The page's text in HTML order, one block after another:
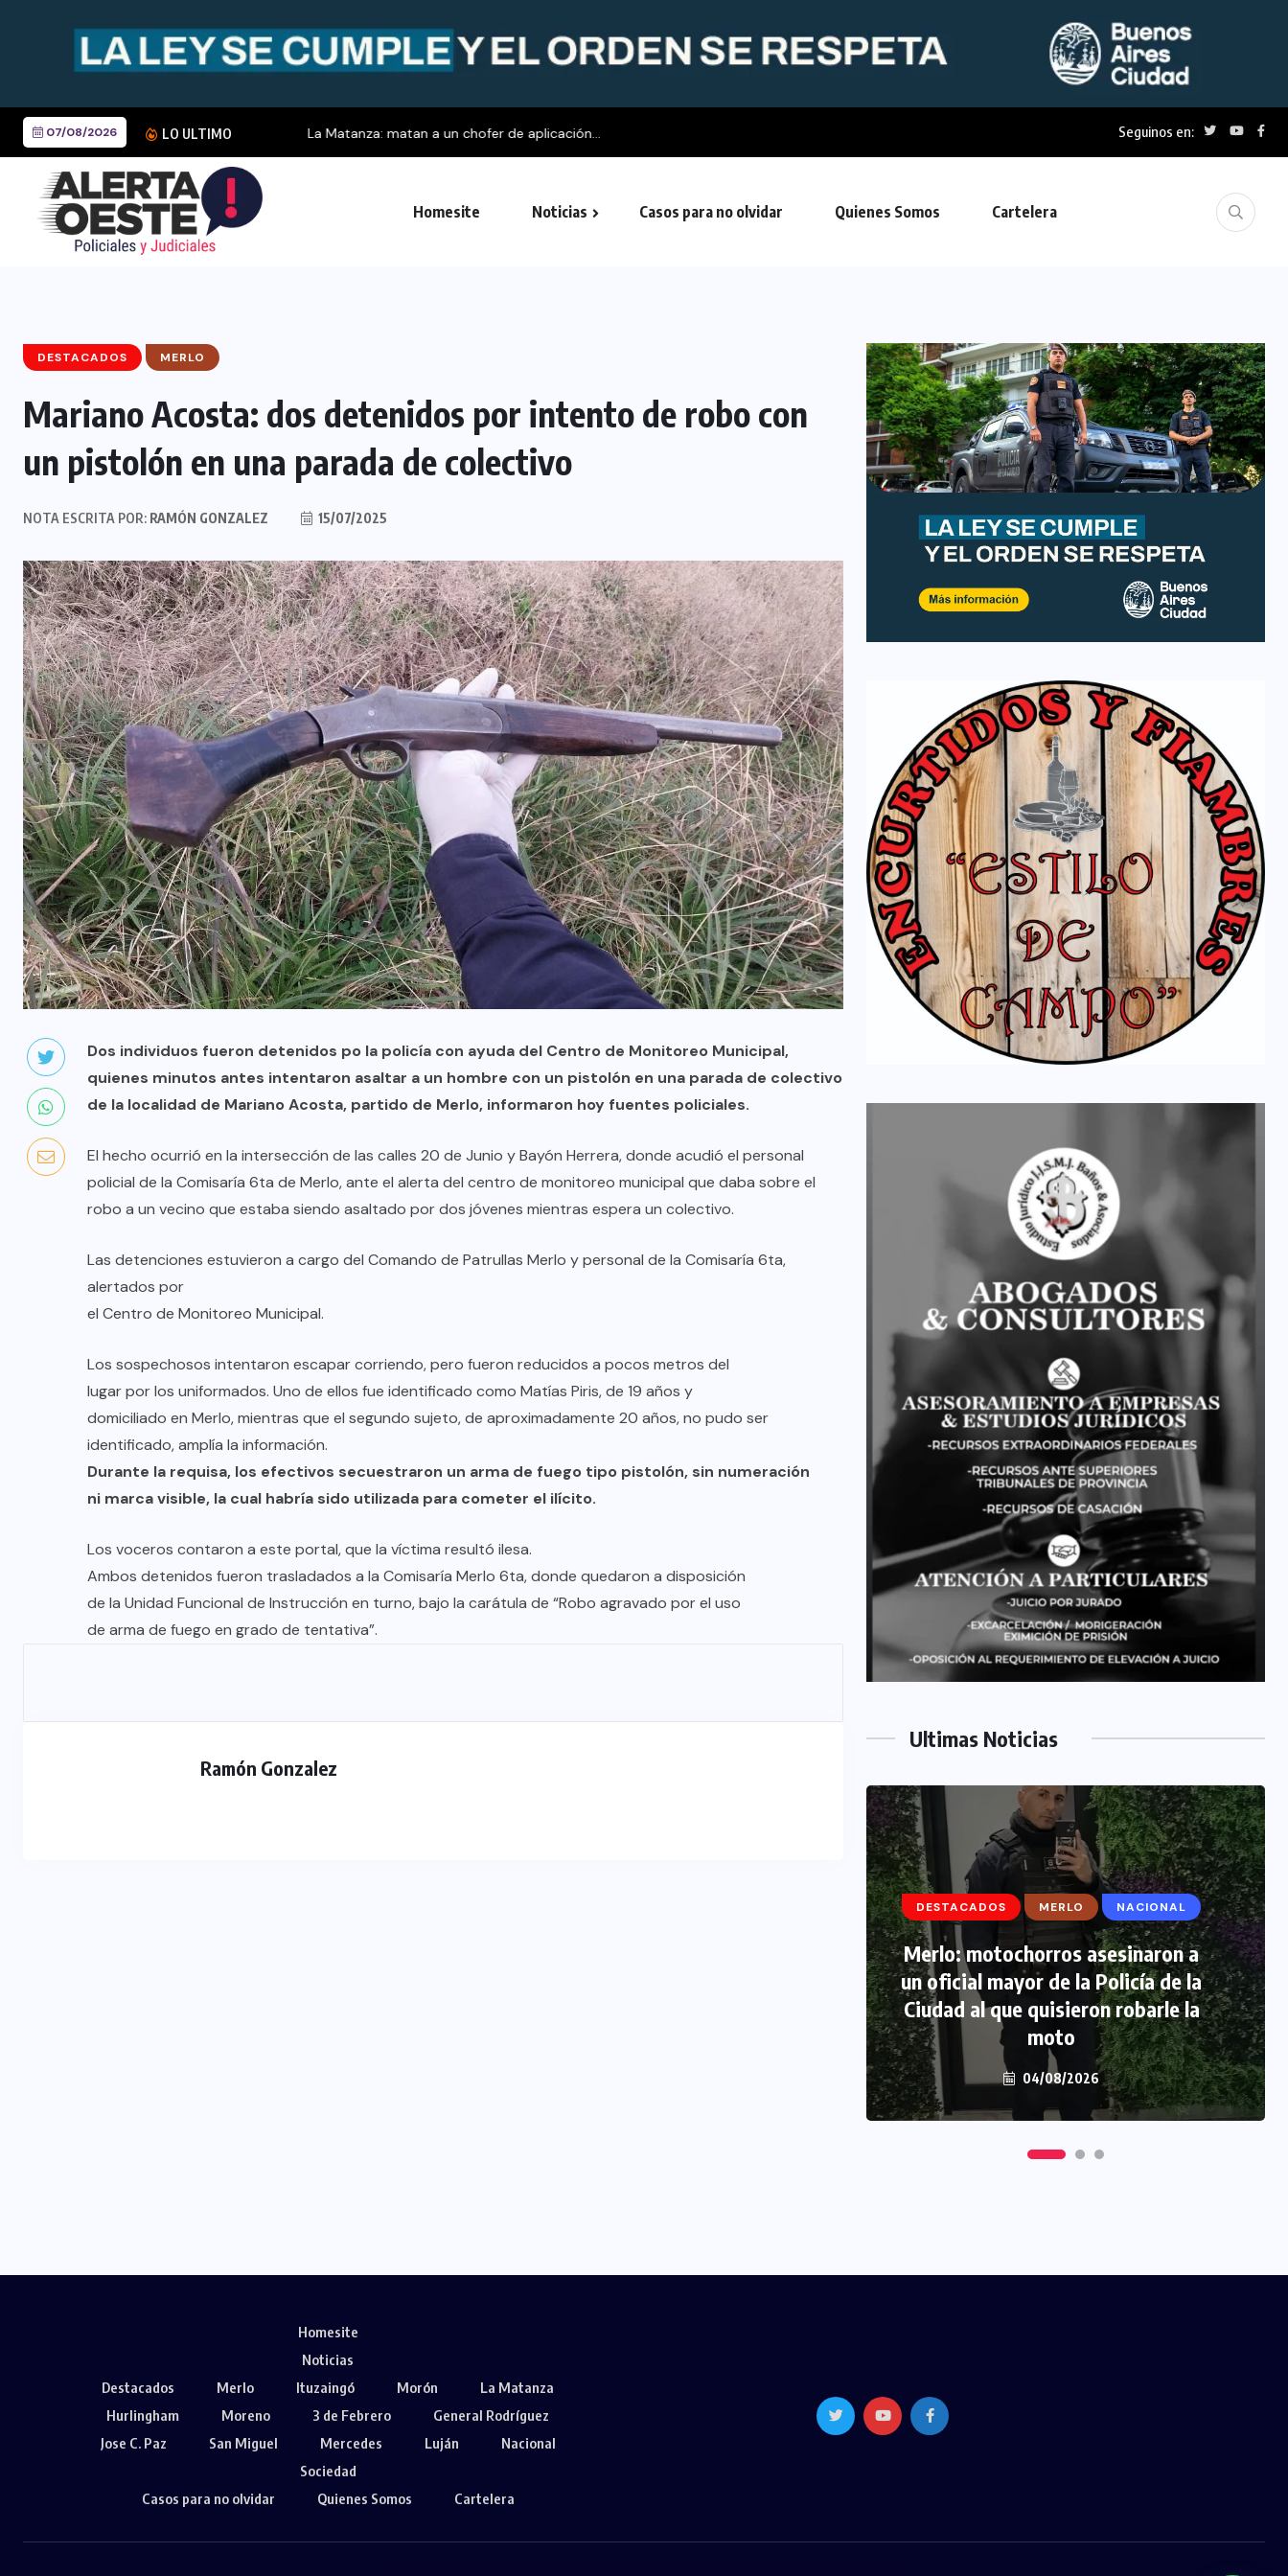
07/08/2026 LO ULTIMO La Matanza: matan a un chofer de aplicación... Seguinos en:
Homesite Noticias Casos para no olvidar Quienes Somos Cartelera
DESTACADOS MERLO
Mariano Acosta: dos detenidos por intento de robo con
un pistolón en una parada de colectivo
NOTA ESCRITA POR: RAMÓN GONZALEZ 15/07/2025
Dos individuos fueron detenidos po la policía con ayuda del Centro de Monitoreo Municipal,
quienes minutos antes intentaron asaltar a un hombre con un pistolón en una parada de colectivo
de la localidad de Mariano Acosta, partido de Merlo, informaron hoy fuentes policiales.
El hecho ocurrió en la intersección de las calles 20 de Junio y Bayón Herrera, donde acudió el personal
policial de la Comisaría 6ta de Merlo, ante el alerta del centro de monitoreo municipal que daba sobre el
robo a un vecino que estaba siendo asaltado por dos jóvenes mientras espera un colectivo.
Las detenciones estuvieron a cargo del Comando de Patrullas Merlo y personal de la Comisaría 6ta,
alertados por
el Centro de Monitoreo Municipal.
Los sospechosos intentaron escapar corriendo, pero fueron reducidos a pocos metros del
lugar por los uniformados. Uno de ellos fue identificado como Matías Piris, de 19 años y
domiciliado en Merlo, mientras que el segundo sujeto, de aproximadamente 20 años, no pudo ser
identificado, amplía la información.
Durante la requisa, los efectivos secuestraron un arma de fuego tipo pistolón, sin numeración
ni marca visible, la cual habría sido utilizada para cometer el ilícito.
Los voceros contaron a este portal, que la víctima resultó ilesa.
Ambos detenidos fueron trasladados a la Comisaría Merlo 6ta, donde quedaron a disposición
de la Unidad Funcional de Instrucción en turno, bajo la carátula de “Robo agravado por el uso
de arma de fuego en grado de tentativa”.
Ramón Gonzalez
Ultimas Noticias
DESTACADOS MERLO NACIONAL
Merlo: motochorros asesinaron a
un oficial mayor de la Policía de la
Ciudad al que quisieron robarle la
moto
04/08/2026
DESTACADOS MERLO MORÓN
Morón: se negó a declarar la
funcionaria narco y seguirá
detenida camino a prisión
preventiva
04/08/2026
Homesite
Noticias
Destacados
Merlo Ituzaingó Morón
La Matanza
Hurlingham
Moreno 3 de Febrero
General Rodríguez
Jose C. Paz
San Miguel Mercedes Luján
Nacional
Sociedad
Casos para no olvidar
Quienes Somos Cartelera